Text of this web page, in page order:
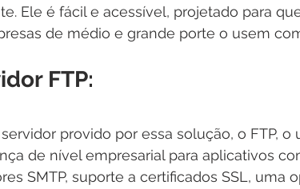
Ele é fácil e acessível, projetado para
de médio e grande porte o usem
FTP:
provido por essa solução, o FTP,
de nível empresarial para aplicativos
SMTP, suporte a certificados SSL, uma